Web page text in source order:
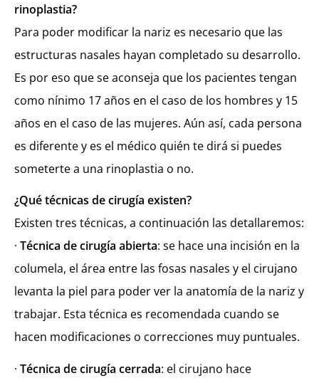
rinoplastia?
Para poder modificar la nariz es necesario que las
estructuras nasales hayan completado su desarrollo.
Es por eso que se aconseja que los pacientes tengan
como nínimo 17 años en el caso de los hombres y 15
años en el caso de las mujeres. Aún así, cada persona
es diferente y es el médico quién te dirá si puedes
someterte a una rinoplastia o no.
¿Qué técnicas de cirugía existen?
Existen tres técnicas, a continuación las detallaremos:
· Técnica de cirugía abierta: se hace una incisión en la
columela, el área entre las fosas nasales y el cirujano
levanta la piel para poder ver la anatomía de la nariz y
trabajar. Esta técnica es recomendada cuando se
hacen modificaciones o correcciones muy puntuales.
· Técnica de cirugía cerrada: el cirujano hace